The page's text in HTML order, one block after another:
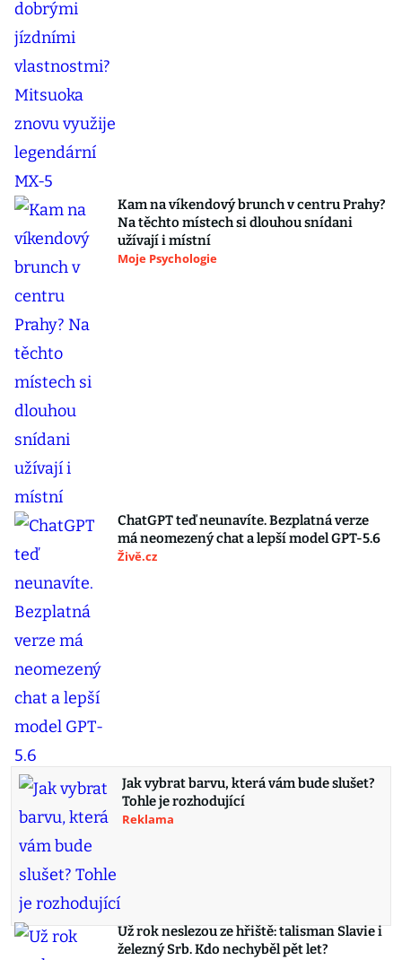
Kam na víkendový brunch v centru Prahy?
Na těchto místech si dlouhou snídani
užívají i místní
Moje Psychologie
ChatGPT teď neunavíte. Bezplatná verze
má neomezený chat a lepší model GPT-5.6
Živě.cz
Jak vybrat barvu, která vám bude slušet?
Tohle je rozhodující
Reklama
Už rok neslezou ze hřiště: talisman Slavie i
železný Srb. Kdo nechyběl pět let?